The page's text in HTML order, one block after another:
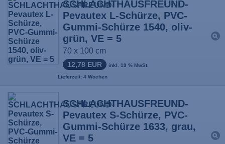
SCHLACHTHAUSFREUND-
Pevautex L-Schürze, PVC-
Gummi-Schürze 1540, oliv-
grün, VE = 5
70 x 100 cm
12,78 EUR inkl. 19 % MwSt.
Lieferzeit: 4 Wochen
SCHLACHTHAUSFREUND-
Pevautex S-Schürze, PVC-
Gummi-Schürze 1633, grau,
VE = 5